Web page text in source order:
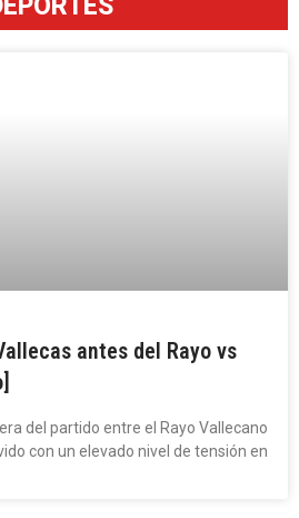
antes del Rayo vs
del partido entre el Rayo Vallecano
con un elevado nivel de tensión en